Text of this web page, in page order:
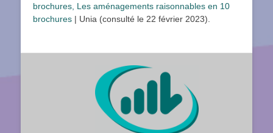
brochures, Les aménagements raisonnables en 10
brochures | Unia (consulté le 22 février 2023).